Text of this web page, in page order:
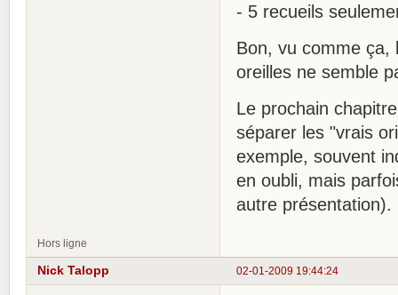
- 5 recueils
Bon, vu comme ça,
oreilles ne semble
Le prochain
séparer les "vrais
exemple, souvent
en oubli, mais
autre présentation).
Hors ligne
02-01-2009 19:44:24
Nick Talopp